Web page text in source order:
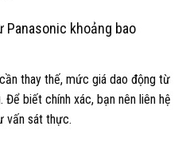
Panasonic khoảng bao
thay thế, mức giá dao động từ
Để biết chính xác, bạn nên liên hệ
vấn sát thực.